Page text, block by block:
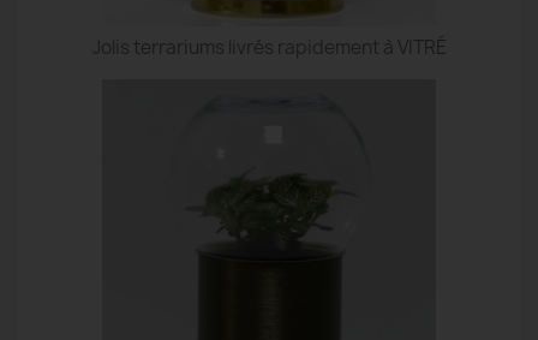
Jolis terrariums livrés rapidement à VITRÉ